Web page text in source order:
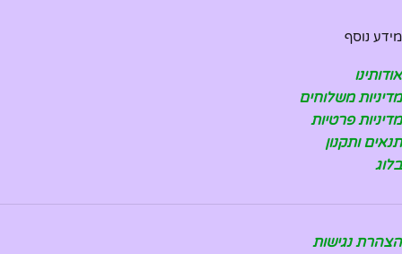
מידע נוסף
אודותינו
מדיניות משלוחים
מדיניות פרטיות
תנאים ותקנון
בלוג
הצהרת נגישות